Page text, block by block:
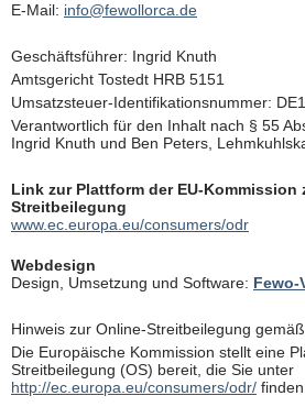
E-Mail: info@fewollorca.de
Geschäftsführer: Ingrid Knuth
Amtsgericht Tostedt HRB 5151
Umsatzsteuer-Identifikationsnummer:
Verantwortlich für den Inhalt nach § 55
Ingrid Knuth und Ben Peters,
Link zur Plattform der EU-Kommission
Streitbeilegung
www.ec.europa.eu/consumers/odr
Webdesign
Design, Umsetzung und Software: Fewo-
Hinweis zur Online-Streitbeilegung
Die Europäische Kommission stellt eine
Streitbeilegung (OS) bereit, die Sie unter
http://ec.europa.eu/consumers/odr/ finden.